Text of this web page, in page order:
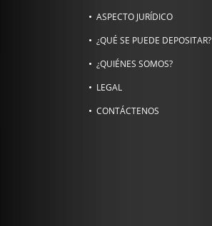
ASPECTO JURÍDICO
¿QUÉ SE PUEDE DEPOSITAR?
¿QUIÉNES SOMOS?
LEGAL
CONTÁCTENOS